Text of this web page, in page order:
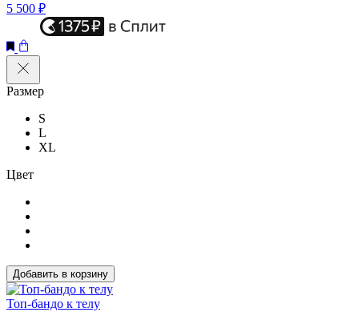
5 500 ₽
Размер
S
L
XL
Цвет
Добавить в корзину
Топ-бандо к телу